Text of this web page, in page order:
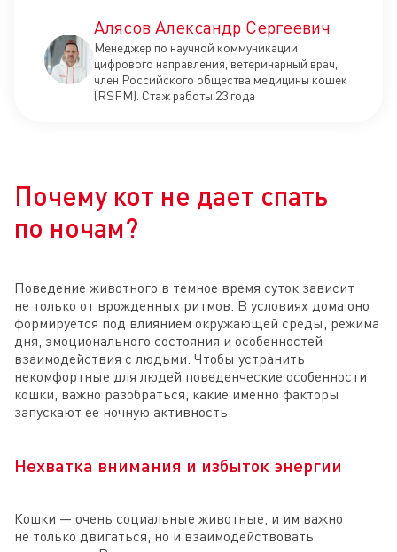
Алясов Александр Сергеевич
Менеджер по научной коммуникации
цифрового направления, ветеринарный врач,
член Российского общества медицины кошек
(RSFM). Стаж работы 23 года
Почему кот не дает спать
по ночам?
Поведение животного в темное время суток зависит
не только от врожденных ритмов. В условиях дома оно
формируется под влиянием окружающей среды, режима
дня, эмоционального состояния и особенностей
взаимодействия с людьми. Чтобы устранить
некомфортные для людей поведенческие особенности
кошки, важно разобраться, какие именно факторы
запускают ее ночную активность.
Нехватка внимания и избыток энергии
Кошки — очень социальные животные, и им важно
не только двигаться, но и взаимодействовать